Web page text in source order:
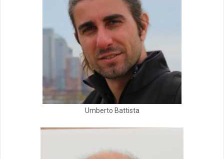
Umberto Battista